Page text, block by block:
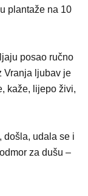
plantaže na 10
posao ručno
Vranja ljubav je
kaže, lijepo živi,
došla, udala se i
za dušu –